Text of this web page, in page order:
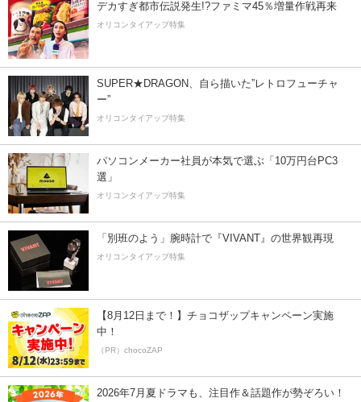
デカすぎ都市伝説発生!?ファミマ45％増量作戦再来
オリコンタイアップ特集
SUPER★DRAGON、自ら描いた”レトロフューチャ
ー”
オリコンタイアップ特集
パソコンメーカー社員が本気で選ぶ「10万円台PC3
選」
オリコンタイアップ特集
「別班のよう」腕時計で『VIVANT』の世界観再現
オリコンタイアップ特集
【8月12日まで！】チョコザップキャンペーン実施
中！
（PR）chocoZAP
2026年7月夏ドラマも、注目作＆話題作が勢ぞろい！